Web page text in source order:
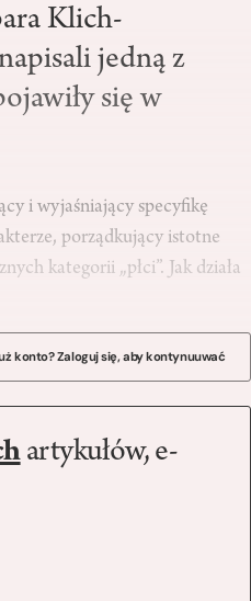
Klich-
jedną z
się w
i wyjaśniający specyfikę
porządkujący istotne
kategorii „płci”. Jak działa
konto? Zaloguj się, aby kontynuuwać
artykułów, e-